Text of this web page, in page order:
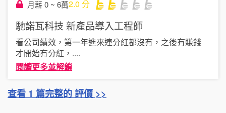
月薪 0 ~ 6萬2.0 分
馳諾瓦科技 新產品導入工程師
看公司績效，第一年進來連分紅都沒有，之後有賺錢
才開始有分紅， ....
閱讀更多並解鎖
查看 1 篇完整的 評價 >>